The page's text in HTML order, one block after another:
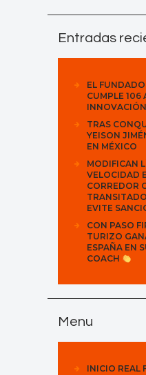
Entradas
EL
CUMPLE 106
TRAS
YEISON
EN MÉXICO
MODIFICAN
VELOCIDAD
CORREDOR
EVITE
CON PASO
TURIZO
ESPAÑA EN
COACH
Menu
INICIO REAL